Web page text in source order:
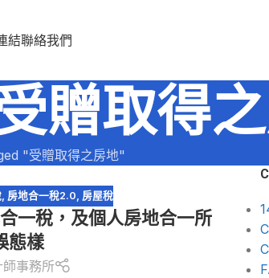
結聯絡我們
贈取得
"受贈取得之房地"
, 房地合一稅2.0, 房屋稅
一稅，及個人房地合一所
態樣
事務所